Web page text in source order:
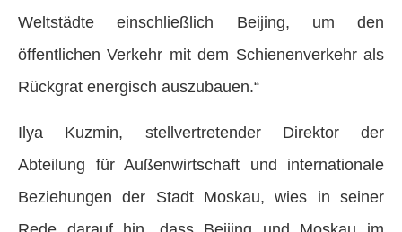
Weltstädte einschließlich Beijing, um den
öffentlichen Verkehr mit dem Schienenverkehr als
Rückgrat energisch auszubauen.“
Ilya Kuzmin, stellvertretender Direktor der
Abteilung für Außenwirtschaft und internationale
Beziehungen der Stadt Moskau, wies in seiner